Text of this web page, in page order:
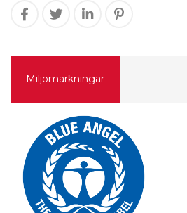
Miljömärkningar